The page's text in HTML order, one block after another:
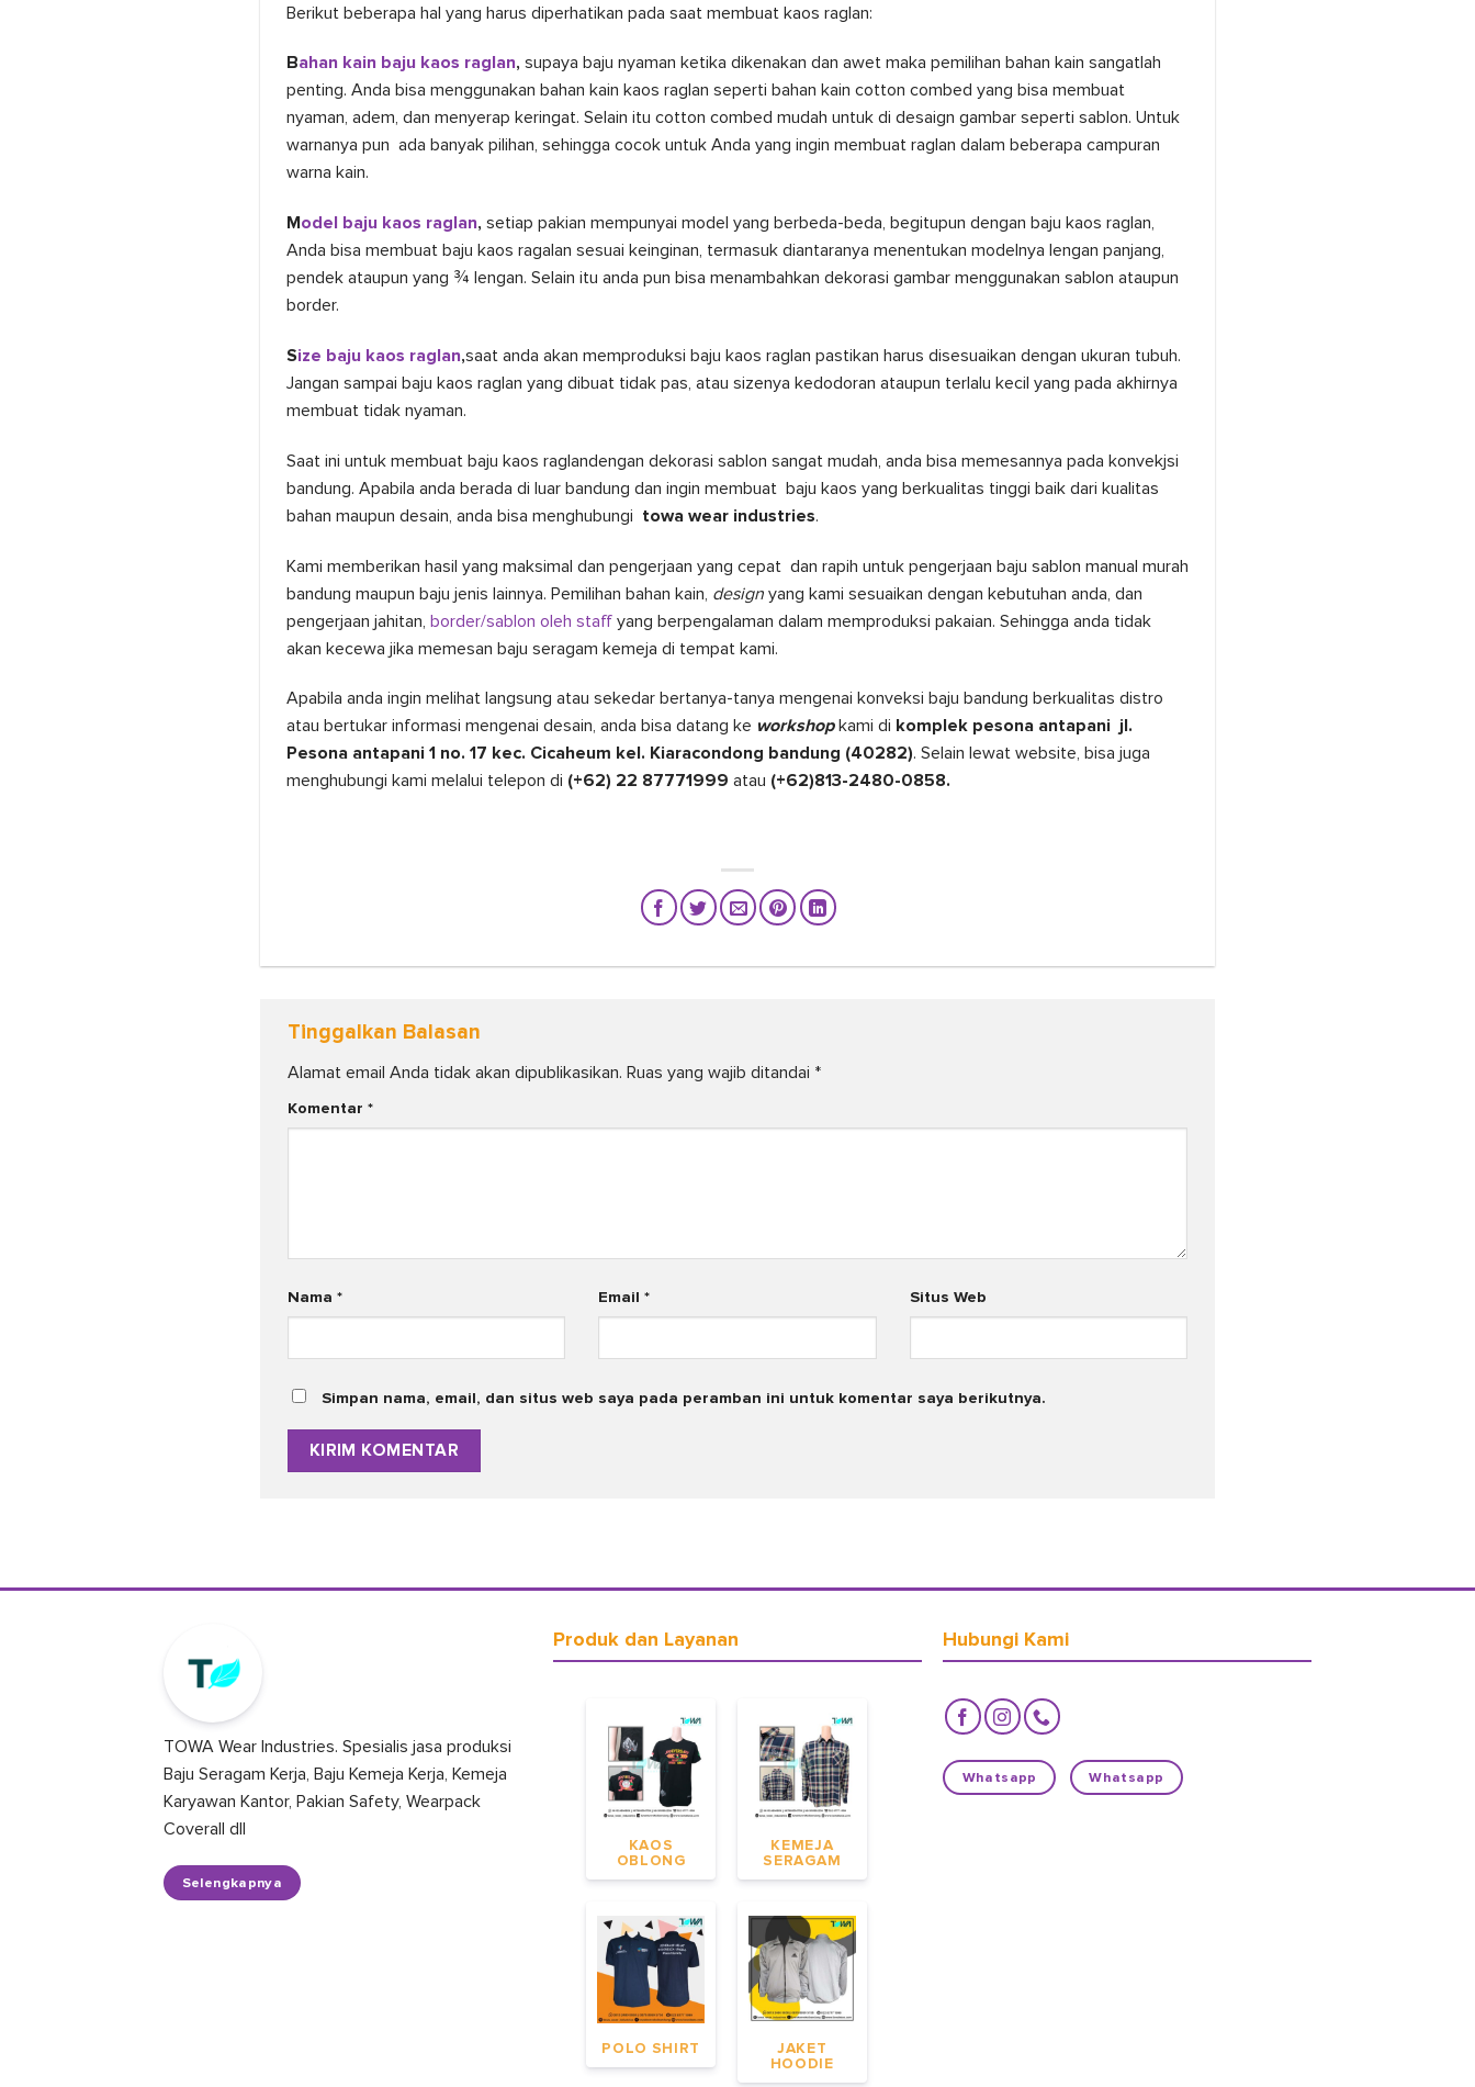
Berikut beberapa hal yang harus diperhatikan pada saat membuat kaos raglan:
Bahan kain baju kaos raglan, supaya baju nyaman ketika dikenakan dan awet maka pemilihan bahan kain sangatlah
penting. Anda bisa menggunakan bahan kain kaos raglan seperti bahan kain cotton combed yang bisa membuat
nyaman, adem, dan menyerap keringat. Selain itu cotton combed mudah untuk di desaign gambar seperti sablon. Untuk
warnanya pun ada banyak pilihan, sehingga cocok untuk Anda yang ingin membuat raglan dalam beberapa campuran
warna kain.
Model baju kaos raglan, setiap pakian mempunyai model yang berbeda-beda, begitupun dengan baju kaos raglan,
Anda bisa membuat baju kaos ragalan sesuai keinginan, termasuk diantaranya menentukan modelnya lengan panjang,
pendek ataupun yang ¾ lengan. Selain itu anda pun bisa menambahkan dekorasi gambar menggunakan sablon ataupun
border.
Size baju kaos raglan,saat anda akan memproduksi baju kaos raglan pastikan harus disesuaikan dengan ukuran tubuh.
Jangan sampai baju kaos raglan yang dibuat tidak pas, atau sizenya kedodoran ataupun terlalu kecil yang pada akhirnya
membuat tidak nyaman.
Saat ini untuk membuat baju kaos raglandengan dekorasi sablon sangat mudah, anda bisa memesannya pada konvekjsi
bandung. Apabila anda berada di luar bandung dan ingin membuat baju kaos yang berkualitas tinggi baik dari kualitas
bahan maupun desain, anda bisa menghubungi towa wear industries.
Kami memberikan hasil yang maksimal dan pengerjaan yang cepat dan rapih untuk pengerjaan baju sablon manual murah
bandung maupun baju jenis lainnya. Pemilihan bahan kain, design yang kami sesuaikan dengan kebutuhan anda, dan
pengerjaan jahitan, border/sablon oleh staff yang berpengalaman dalam memproduksi pakaian. Sehingga anda tidak
akan kecewa jika memesan baju seragam kemeja di tempat kami.
Apabila anda ingin melihat langsung atau sekedar bertanya-tanya mengenai konveksi baju bandung berkualitas distro
atau bertukar informasi mengenai desain, anda bisa datang ke workshopkami di komplek pesona antapani jl.
Pesona antapani 1 no. 17 kec. Cicaheum kel. Kiaracondong bandung (40282). Selain lewat website, bisa juga
menghubungi kami melalui telepon di (+62) 22 87771999 atau (+62)813-2480-0858.
Tinggalkan Balasan
Alamat email Anda tidak akan dipublikasikan. Ruas yang wajib ditandai *
Komentar *
Nama * Email* Situs Web
Simpan nama, email, dan situs web saya pada peramban ini untuk komentar saya berikutnya.
TOWA Wear Industries. Spesialis jasa produksi
Baju Seragam Kerja, Baju Kemeja Kerja, Kemeja
Karyawan Kantor, Pakian Safety, Wearpack
Coverall dll
Selengkapnya
Produk dan Layanan
KAOS
OBLONG
KEMEJA
SERAGAM
POLO SHIRT
JAKET
HOODIE
Hubungi Kami
Whatsapp Whatsapp